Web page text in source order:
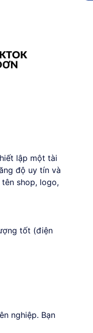
lập một tài
độ uy tín và
shop, logo,
tốt (điện
nghiệp. Bạn